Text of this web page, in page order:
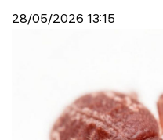
28/05/2026 13:15